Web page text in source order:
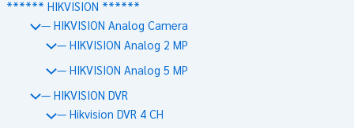
****** HIKVISION ******
— HIKVISION Analog Camera
— HIKVISION Analog 2 MP
— HIKVISION Analog 5 MP
— HIKVISION DVR
— Hikvision DVR 4 CH